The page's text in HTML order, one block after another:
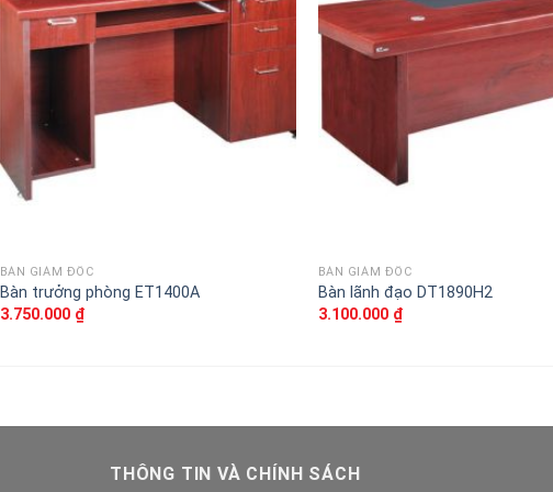
vào
sản
thích
BÀN GIÁM ĐỐC
Bàn trưởng phòng ET1400A
3.750.000 ₫
BÀN GIÁM ĐỐC
Bàn lãnh đạo DT1890H2
3.100.000 ₫
THÔNG TIN VÀ CHÍNH SÁCH